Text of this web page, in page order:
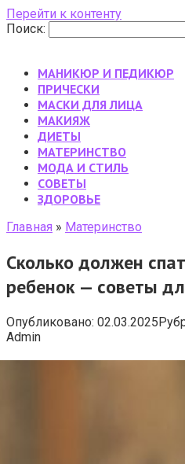
Перейти к контенту
Поиск:
МАНИКЮР И ПЕДИКЮР
ПРИЧЕСКИ
МАСКИ ДЛЯ ЛИЦА
МАКИЯЖ
ДИЕТЫ
МАТЕРИНСТВО
МОДА И СТИЛЬ
CОВЕТЫ
ЗДОРОВЬЕ
Главная » Материнство
Сколько должен
ребенок — советы
Опубликовано: 02.03.2025
Admin